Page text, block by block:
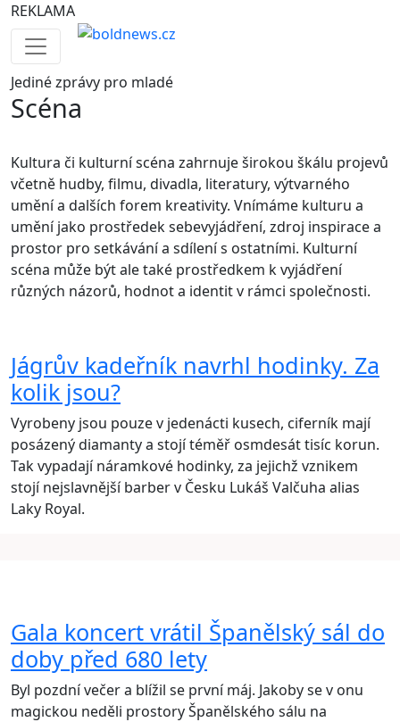
REKLAMA
Jedinézprávy pro mladé
Scéna
Kultura či kulturní scéna zahrnuje širokou škálu projevů
včetně hudby, filmu, divadla, literatury, výtvarného
umění a dalších forem kreativity. Vnímáme kulturu a
umění jako prostředek sebevyjádření, zdroj inspirace a
prostor pro setkávání a sdílení s ostatními. Kulturní
scéna může být ale také prostředkem k vyjádření
různých názorů, hodnot a identit v rámci společnosti.
Jágrův kadeřník navrhl hodinky. Za
kolik jsou?
Vyrobeny jsou pouze v jedenácti kusech, ciferník mají
posázený diamanty a stojí téměř osmdesát tisíc korun.
Tak vypadají náramkové hodinky, za jejichž vznikem
stojí nejslavnější barber v Česku Lukáš Valčuha alias
Laky Royal.
Gala koncert vrátil Španělský sál do
doby před 680 lety
Byl pozdní večer a blížil se první máj. Jakoby se v onu
magickou neděli prostory Španělského sálu na